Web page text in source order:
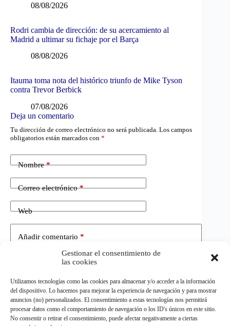
Gestionar el consentimiento de
las cookies
Utilizamos tecnologías como las cookies para almacenar y/o acceder a la información
del dispositivo. Lo hacemos para mejorar la experiencia de navegación y para mostrar
anuncios (no) personalizados. El consentimiento a estas tecnologías nos permitirá
procesar datos como el comportamiento de navegación o los ID's únicos en este sitio.
No consentir o retirar el consentimiento, puede afectar negativamente a ciertas
08/08/2026
Rodri cambia de dirección: de su acercamiento al
Madrid a ultimar su fichaje por el Barça
08/08/2026
Itauma toma nota del histórico triunfo de Mike Tyson
contra Trevor Berbick
07/08/2026
Deja un comentario
Tu dirección de correo electrónico no será publicada. Los campos
obligatorios están marcados con *
Nombre*
Correo electrónico*
Web
Añadir comentario *